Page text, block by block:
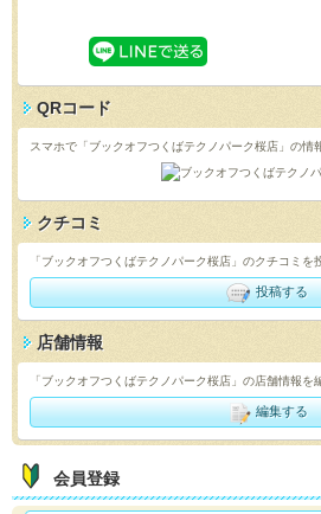
QRコード
スマホで「ブックオフつくばテクノパーク桜店」の情
クチコミ
「ブックオフつくばテクノパーク桜店」のクチコミを
投稿する
店舗情報
「ブックオフつくばテクノパーク桜店」の店舗情報を
編集する
会員登録